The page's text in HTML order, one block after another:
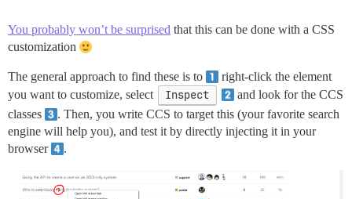
You probably won’t be surprised that this can be done with a CSS
customization
The general approach to find these is to
right-click the element
you want to customize, select
Inspect
and look for the CCS
classes
. Then, you write CCS to target this (your favorite search
engine will help you), and test it by directly injecting it in your
browser
.